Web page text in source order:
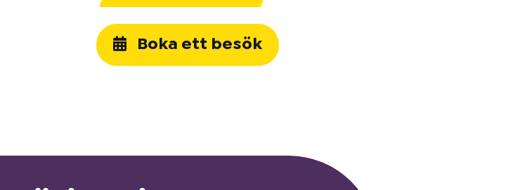
Boka ett besök